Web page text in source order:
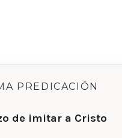
PREDICACIÓN
de imitar a Cristo